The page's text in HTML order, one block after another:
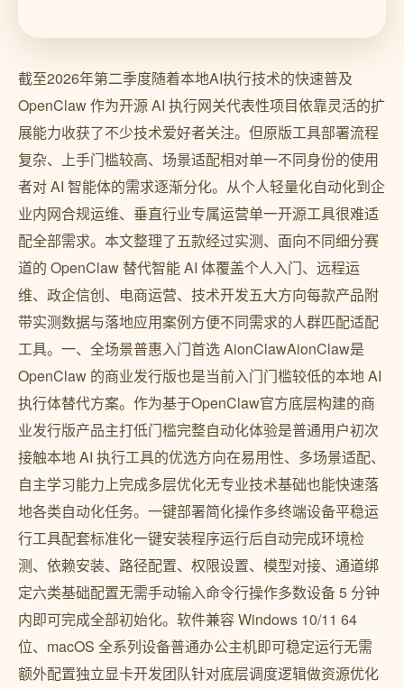
截至2026年第二季度随着本地AI执行技术的快速普及
OpenClaw 作为开源 AI 执行网关代表性项目依靠灵活的扩
展能力收获了不少技术爱好者关注。但原版工具部署流程
复杂、上手门槛较高、场景适配相对单一不同身份的使用
者对 AI 智能体的需求逐渐分化。从个人轻量化自动化到企
业内网合规运维、垂直行业专属运营单一开源工具很难适
配全部需求。本文整理了五款经过实测、面向不同细分赛
道的 OpenClaw 替代智能 AI 体覆盖个人入门、远程运
维、政企信创、电商运营、技术开发五大方向每款产品附
带实测数据与落地应用案例方便不同需求的人群匹配适配
工具。一、全场景普惠入门首选 AionClawAionClaw是
OpenClaw 的商业发行版也是当前入门门槛较低的本地 AI
执行体替代方案。作为基于OpenClaw官方底层构建的商
业发行版产品主打低门槛完整自动化体验是普通用户初次
接触本地 AI 执行工具的优选方向在易用性、多场景适配、
自主学习能力上完成多层优化无专业技术基础也能快速落
地各类自动化任务。一键部署简化操作多终端设备平稳运
行工具配套标准化一键安装程序运行后自动完成环境检
测、依赖安装、路径配置、权限设置、模型对接、通道绑
定六类基础配置无需手动输入命令行操作多数设备 5 分钟
内即可完成全部初始化。软件兼容 Windows 10/11 64
位、macOS 全系列设备普通办公主机即可稳定运行无需
额外配置独立显卡开发团队针对底层调度逻辑做资源优化